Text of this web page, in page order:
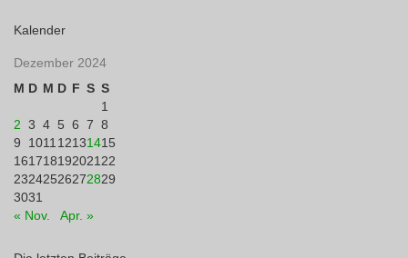
Kalender
Dezember 2024
M D M D F S S
1
2 3 4 5 6 7 8
9
1011 12131415
161718192021 22
23242526272829
3031
« Nov.
Apr. »